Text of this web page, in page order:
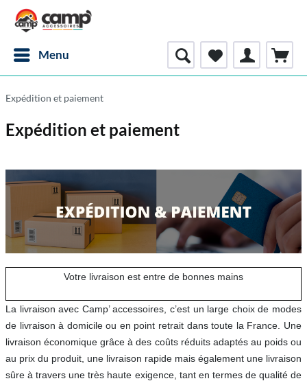
Menu
Expédition et paiement
Expédition et paiement
Votre livraison est entre de bonnes mains
La livraison avec Camp’ accessoires, c’est un large choix de modes
de livraison à domicile ou en point retrait dans toute la France. Une
livraison économique grâce à des coûts réduits adaptés au poids ou
au prix du produit, une livraison rapide mais également une livraison
sûre à travers une très haute exigence, tant en termes de qualité de